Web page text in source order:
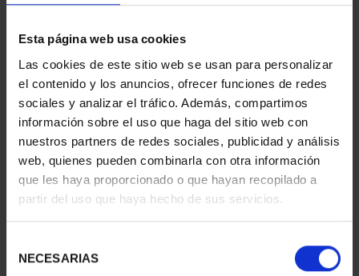
Esta página web usa cookies
Las cookies de este sitio web se usan para personalizar
el contenido y los anuncios, ofrecer funciones de redes
sociales y analizar el tráfico. Además, compartimos
información sobre el uso que haga del sitio web con
nuestros partners de redes sociales, publicidad y análisis
web, quienes pueden combinarla con otra información
que les haya proporcionado o que hayan recopilado a
partir del uso que haya hecho de sus servicios.
NECESARIAS
CAPITALES ESPAÑOLAS
- LLEIDA
73,00 €
CAPITALES ESPAÑOLAS
- TARRAGONA
73,00 €